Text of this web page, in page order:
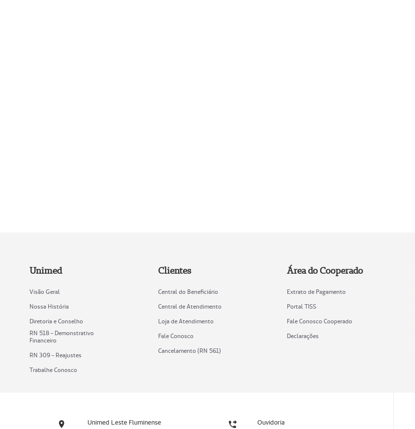
Unimed
Visão Geral
Nossa História
Diretoria e Conselho
RN 518 - Demonstrativo
Financeiro
RN 309 - Reajustes
Trabalhe Conosco
Clientes
Central do Beneficiário
Central de Atendimento
Loja de Atendimento
Fale Conosco
Cancelamento (RN 561)
Área do Cooperado
Extrato de Pagamento
Portal TISS
Fale Conosco Cooperado
Declarações
Unimed Leste Fluminense Ouvidoria